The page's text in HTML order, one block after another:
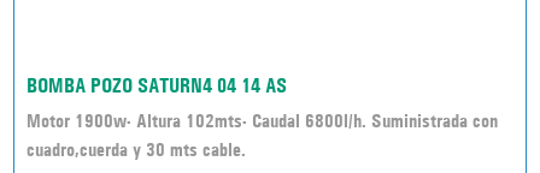
BOMBA POZO SATURN4 04 14 AS
Motor 1900w- Altura 102mts- Caudal 6800l/h. Suministrada con
cuadro,cuerda y 30 mts cable.